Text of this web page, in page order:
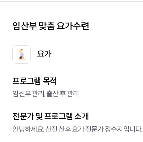
임산부 맞춤 요가수련
요가
프로그램 목적
임신부 관리, 출산 후 관리
전문가 및 프로그램 소개
안녕하세요. 산전 산후 요가 전문가 정수지입니다.